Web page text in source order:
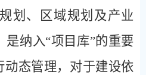
划、区域规划及产业
是纳入“项目库”的重要
动态管理，对于建设依